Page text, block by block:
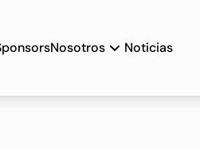
Nosotros Noticias